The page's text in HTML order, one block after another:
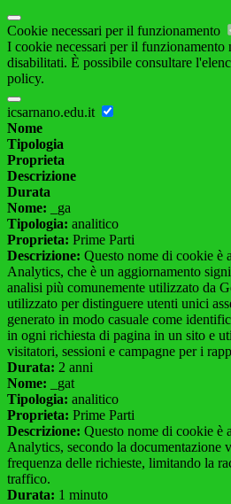
Cookie necessari per il funzionamento
I cookie necessari per il funzionamento
disabilitati. È possibile consultare
policy.
icsarnano.edu.it
Nome
Tipologia
Proprieta
Descrizione
Durata
Nome: _ga
Tipologia: analitico
Proprieta: Prime Parti
Descrizione: Questo nome di cookie è
Analytics, che è un aggiornamento
analisi più comunemente utilizzato da
utilizzato per distinguere utenti unici
generato in modo casuale come
in ogni richiesta di pagina in un sito e
visitatori, sessioni e campagne per i
Durata: 2 anni
Nome: _gat
Tipologia: analitico
Proprieta: Prime Parti
Descrizione: Questo nome di cookie è
Analytics, secondo la documentazione
frequenza delle richieste, limitando la
traffico.
Durata: 1 minuto